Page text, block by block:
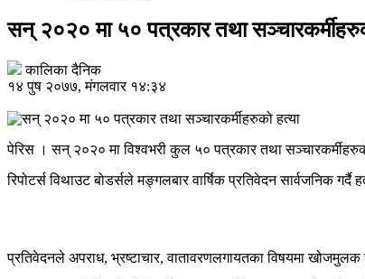
सन् २०२० मा ५० पत्रकार तथा
कालिका दैनिक
१४ पुष २०७७, मंगलवार १४:३४
पेरिस । सन् २०२० मा विश्वभरी कुल ५० पत्रकार तथा
रिपोटर्स विथाउट बोडर्सले मङ्गलबार वार्षिक प्रतिवेदन सार्वजनिक
प्रतिवेदनले अपराध, भ्रष्टाचार, वातावरणलगायतका विषयमा